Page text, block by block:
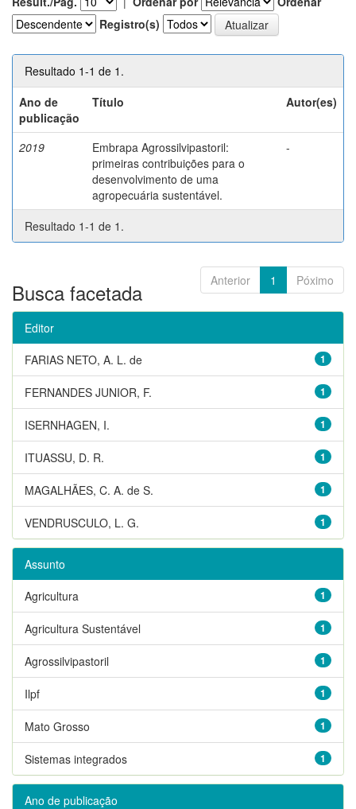
Registro(s)
Resultado 1-1 de 1.
Ano de
publicação
Título Autor(es)
2019
Embrapa Agrossilvipastoril:
primeiras contribuições para o
desenvolvimento de uma
agropecuária sustentável.
-
Resultado 1-1 de 1.
Anterior 1 Póximo
Busca facetada
Editor
1
FARIAS NETO, A. L. de
1
FERNANDES JUNIOR, F.
1
ISERNHAGEN, I.
1
ITUASSU, D. R.
1
MAGALHÃES, C. A. de S.
1
VENDRUSCULO, L. G.
Assunto
1
Agricultura
1
Agricultura Sustentável
1
Agrossilvipastoril
1
Ilpf
1
Mato Grosso
1
Sistemas integrados
Ano de publicação